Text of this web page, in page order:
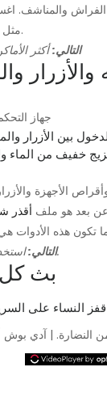
والمناشف.
مثل فندق جيد الإدارة.
التالي:أكثر
جهاز
بين الأزرار
الأجهزة
عن بعد هو ملف أقذر
التالي:استخدم البيئة لصالحك.
3. بث
من النضارة. | آدي